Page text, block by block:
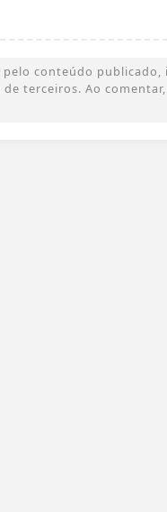
conteúdo publicado,
terceiros. Ao